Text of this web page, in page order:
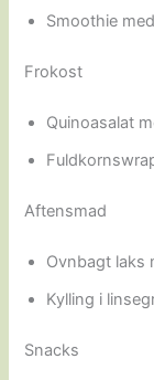
Smoothie
Frokost
Quinoasalat
Aftensmad
Ovnbagt laks
Kylling i
Snacks